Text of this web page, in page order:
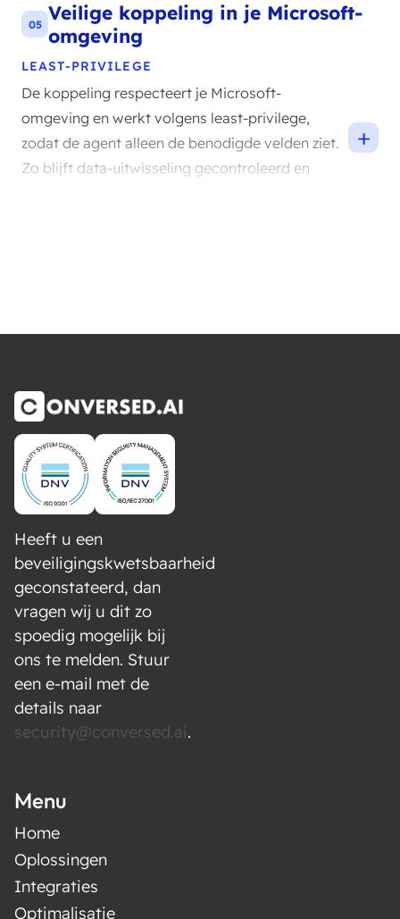
05 Veilige koppeling in je Microsoft-
omgeving
LEAST-PRIVILEGE
De koppeling respecteert je Microsoft-
omgeving en werkt volgens least-privilege,
zodat de agent alleen de benodigde velden ziet.
Zo blijft data-uitwisseling gecontroleerd en
+
Heeft u een
beveiligingskwetsbaarheid
geconstateerd, dan
vragen wij u dit zo
spoedig mogelijk bij
ons te melden. Stuur
een e-mail met de
details naar
security@conversed.ai.
Menu
Home
Oplossingen
Integraties
Optimalisatie